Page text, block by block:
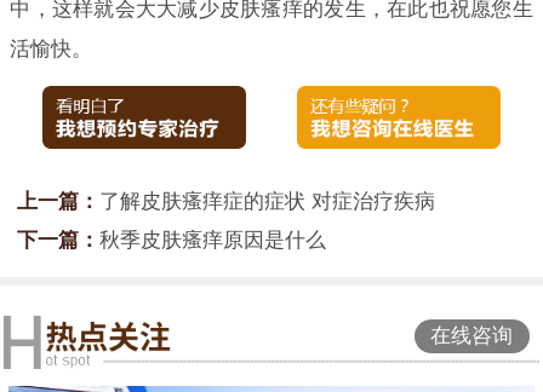
中，这样就会大大减少皮肤瘙痒的发生，在此也祝愿您生
活愉快。
上一篇： 了解皮肤瘙痒症的症状 对症治疗疾病
下一篇： 秋季皮肤瘙痒原因是什么
在线咨询